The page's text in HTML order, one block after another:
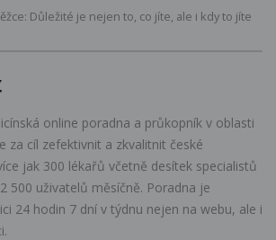
Důležité je nejen to, co jíte, ale i kdy to jíte
online poradna a průkopník v oblasti
za cíl zefektivnit a zkvalitnit české
jak 300 lékařů včetně desítek specialistů
500 uživatelů měsíčně. Poradna je
24 hodin 7 dní v týdnu nejen na webu, ale i